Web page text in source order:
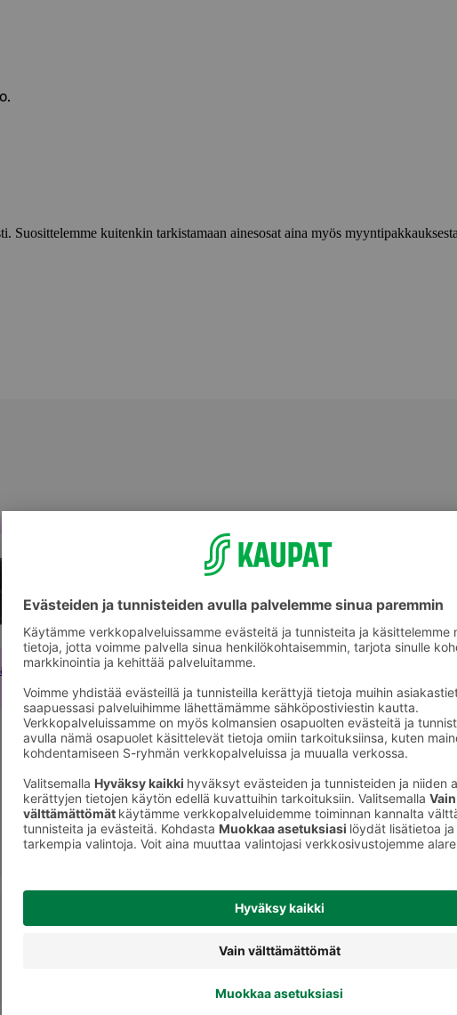
Suosittelemme kuitenkin tarkistamaan ainesosat aina myös
Paistinpannut ja paistokasarit